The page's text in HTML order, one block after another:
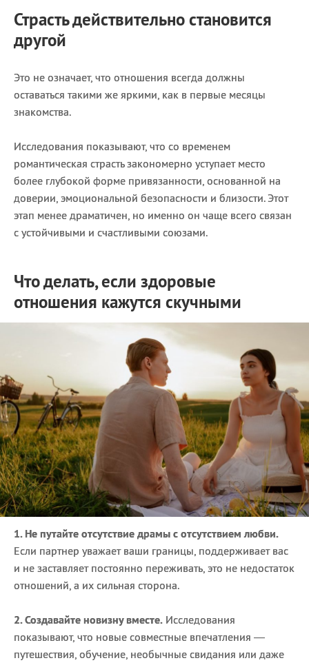
Страсть действительно становится
другой
Это не означает, что отношения всегда должны
оставаться такими же яркими, как в первые месяцы
знакомства.
Исследования показывают, что со временем
романтическая страсть закономерно уступает место
более глубокой форме привязанности, основанной на
доверии, эмоциональной безопасности и близости. Этот
этап менее драматичен, но именно он чаще всего связан
с устойчивыми и счастливыми союзами.
Что делать, если здоровые
отношения кажутся скучными
1. Не путайте отсутствие драмы с отсутствием любви.
Если партнер уважает ваши границы, поддерживает вас
и не заставляет постоянно переживать, это не недостаток
отношений, а их сильная сторона.
2. Создавайте новизну вместе. Исследования
показывают, что новые совместные впечатления —
путешествия, обучение, необычные свидания или даже